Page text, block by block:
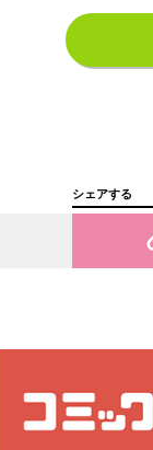
シェアする